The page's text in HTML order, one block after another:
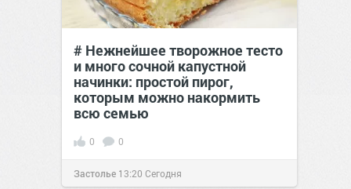
# Нежнейшее творожное тесто
и много сочной капустной
начинки: простой пирог,
которым можно накормить
всю семью
0 0
Застолье 13:20 Сегодня